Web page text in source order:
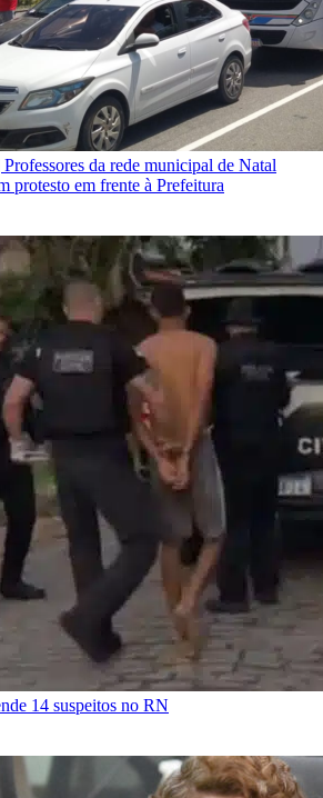
da rede municipal de Natal
protesto em frente à Prefeitura
14 suspeitos no RN